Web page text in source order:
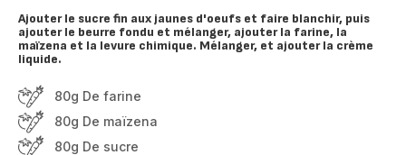
Ajouter le sucre fin aux jaunes d'oeufs et faire blanchir, puis
ajouter le beurre fondu et mélanger, ajouter la farine, la
maïzena et la levure chimique. Mélanger, et ajouter la crème
liquide.
80g De farine
80g De maïzena
80g De sucre